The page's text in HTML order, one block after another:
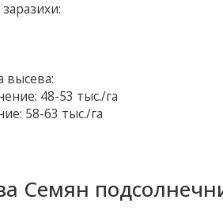
высева:
48-53 тыс./га
58-63 тыс./га
Семян